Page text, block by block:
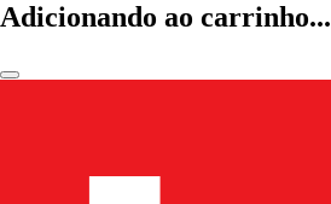
Adicionando ao carrinho...